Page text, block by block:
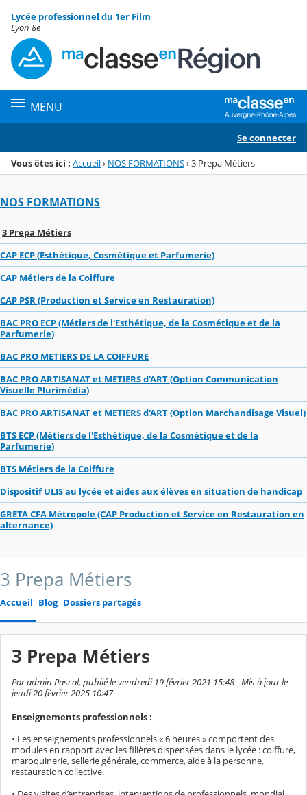
Menu de la rubrique
Contenu
Lycée professionnel du 1er Film
Lyon 8e
MENU
Se connecter
Vous êtes ici : Accueil› NOS FORMATIONS›3 Prepa Métiers
NOS FORMATIONS
3 Prepa Métiers
CAP ECP (Esthétique, Cosmétique et Parfumerie)
CAP Métiers de la Coiffure
CAP PSR (Production et Service en Restauration)
BAC PRO ECP (Métiers de l'Esthétique, de la Cosmétique et de la
Parfumerie)
BAC PRO METIERS DE LA COIFFURE
BAC PRO ARTISANAT et METIERS d'ART (Option Communication
Visuelle Plurimédia)
BAC PRO ARTISANAT et METIERS d'ART (Option Marchandisage Visuel)
BTS ECP (Métiers de l'Esthétique, de la Cosmétique et de la
Parfumerie)
BTS Métiers de la Coiffure
Dispositif ULIS au lycée et aides aux élèves en situation de handicap
GRETA CFA Métropole (CAP Production et Service en Restauration en
alternance)
3 Prepa Métiers
Accueil Blog Dossiers partagés
3 Prepa Métiers
Par admin Pascal, publié le vendredi 19 février 2021 15:48 - Mis à jour le
jeudi 20 février 2025 10:47
Enseignements professionnels :
• Les enseignements professionnels « 6 heures » comportent des
modules en rapport avec les filières dispensées dans le lycée : coiffure,
maroquinerie, sellerie générale, commerce, aide à la personne,
restauration collective.